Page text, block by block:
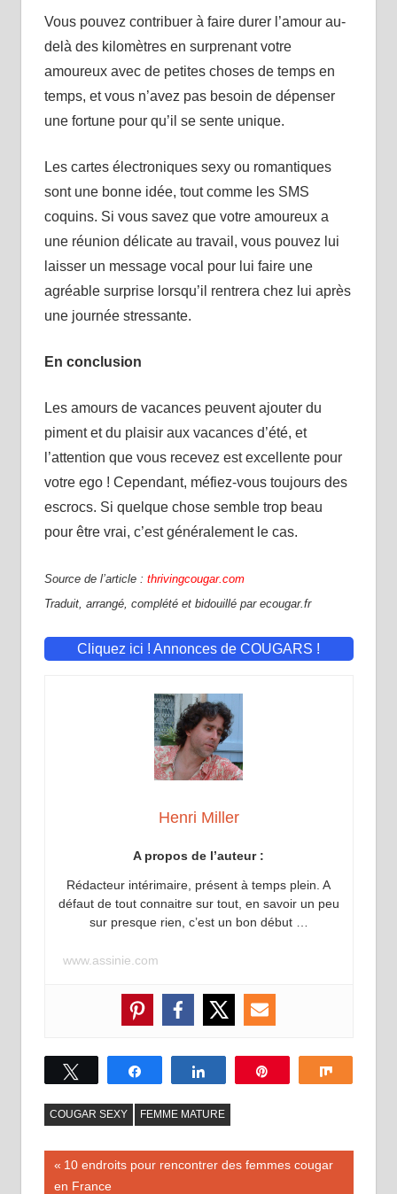
Vous pouvez contribuer à faire durer l’amour au-
delà des kilomètres en surprenant votre
amoureux avec de petites choses de temps en
temps, et vous n’avez pas besoin de dépenser
une fortune pour qu’il se sente unique.
Les cartes électroniques sexy ou romantiques
sont une bonne idée, tout comme les SMS
coquins. Si vous savez que votre amoureux a
une réunion délicate au travail, vous pouvez lui
laisser un message vocal pour lui faire une
agréable surprise lorsqu’il rentrera chez lui après
une journée stressante.
En conclusion
Les amours de vacances peuvent ajouter du
piment et du plaisir aux vacances d’été, et
l’attention que vous recevez est excellente pour
votre ego ! Cependant, méfiez-vous toujours des
escrocs. Si quelque chose semble trop beau
pour être vrai, c’est généralement le cas.
Source de l’article : thrivingcougar.com
Traduit, arrangé, complété et bidouillé par ecougar.fr
Cliquez ici ! Annonces de COUGARS !
Henri Miller
A propos de l’auteur :
Rédacteur intérimaire, présent à temps plein. A
défaut de tout connaitre sur tout, en savoir un peu
sur presque rien, c’est un bon début …
www.assinie.com
Tweetez Partagez Partagez
COUGAR SEXY FEMME MATURE
Navigation
Publication
précédente :
10 endroits pour rencontrer des femmes cougar
en France